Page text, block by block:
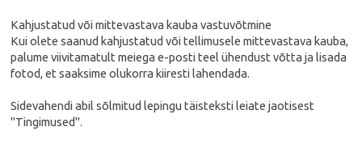
Kahjustatud või mittevastava kauba vastuvõtmine
Kui olete saanud kahjustatud või tellimusele mittevastava kauba,
palume viivitamatult meiega e-posti teel ühendust võtta ja lisada
fotod, et saaksime olukorra kiiresti lahendada.
Sidevahendi abil sõlmitud lepingu täisteksti leiate jaotisest
"Tingimused".